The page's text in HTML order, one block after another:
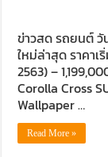
ข่าวสด รถยนต์ วั
ใหม่ล่าสุด ราคา
2563) –
Corolla Cross
Wallpaper …
Read More »